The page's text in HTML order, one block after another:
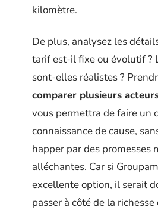
kilomètre.
De plus, analysez les
tarif est-il fixe ou évolutif ?
sont-elles réalistes ?
comparer plusieurs
vous permettra de faire un
connaissance de cause,
happer par des promesses
alléchantes. Car si
excellente option, il serait
passer à côté de la richesse